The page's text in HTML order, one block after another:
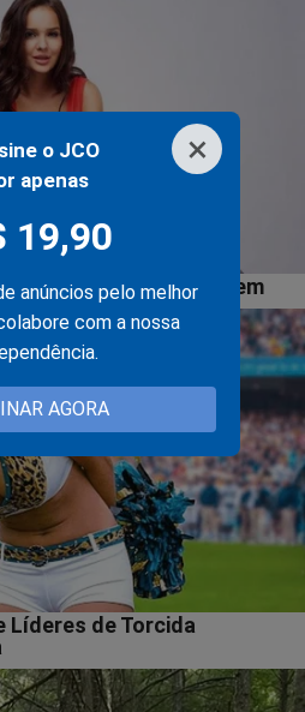
×
o JCO
apenas
19,90
anúncios pelo melhor
com a nossa
AGORA